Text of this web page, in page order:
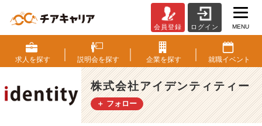
活
対
策：
ア
ン
ケ
会員登録 ログイン MENU
求人を探す 説明会を探す 企業を探す 就職イベント
株式会社アイデンティティー
＋ フォロー